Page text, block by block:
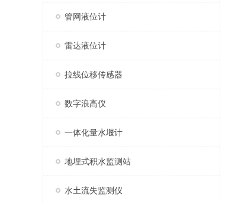
管网液位计
雷达液位计
拉线位移传感器
数字浪高仪
一体化量水堰计
地埋式积水监测站
水土流失监测仪